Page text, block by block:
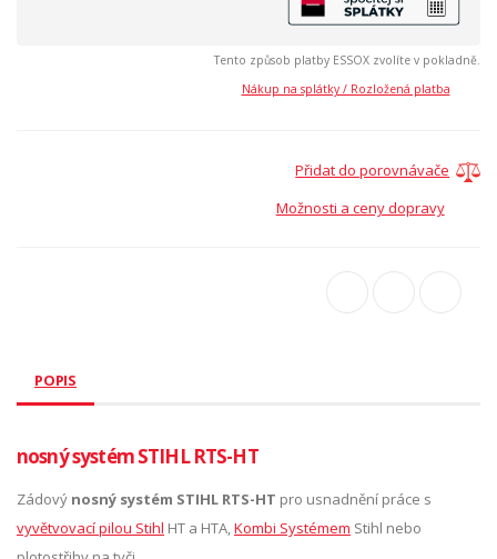
Tento způsob platby ESSOX zvolíte v pokladně.
Nákup na splátky / Rozložená platba
Přidat do porovnávače
Možnosti a ceny dopravy
POPIS
nosný systém STIHL RTS-HT
Zádový nosný systém STIHL RTS-HT pro usnadnění práce s
vyvětvovací pilou Stihl HT a HTA,Kombi Systémem Stihl nebo